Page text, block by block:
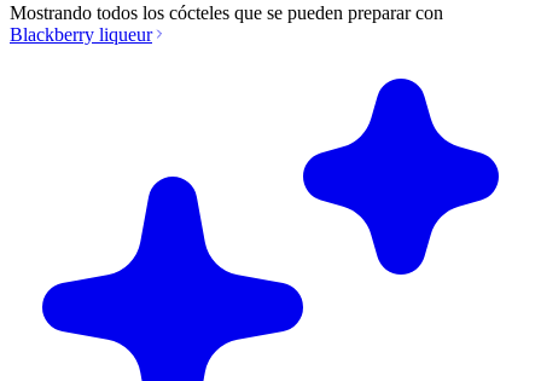
Mostrando todos los cócteles que se pueden preparar con
Blackberry liqueur